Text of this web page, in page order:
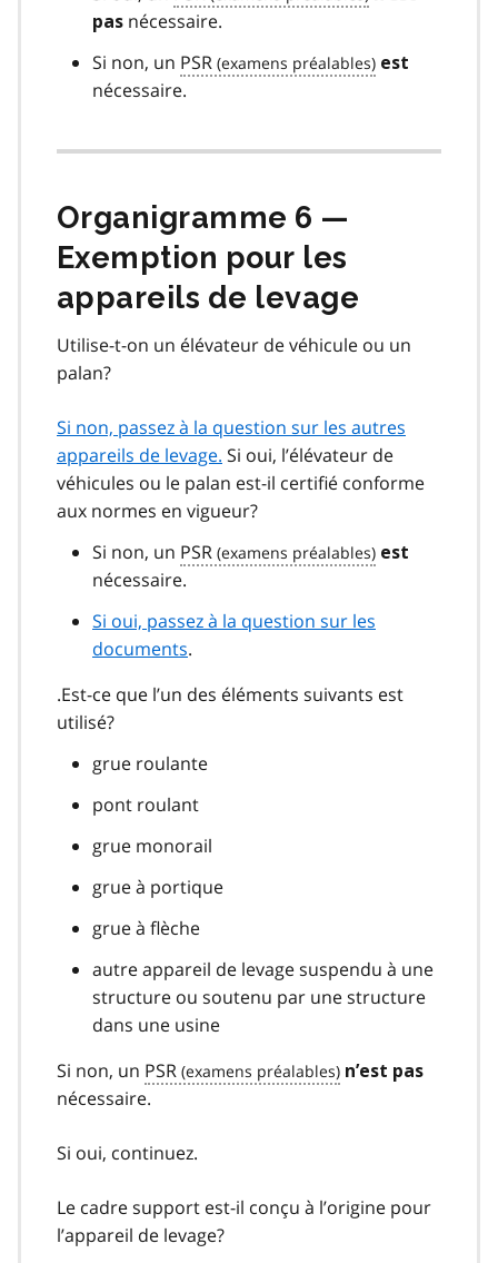
pas nécessaire.
Si non, un PSR est
nécessaire.
Organigramme 6 —
Exemption pour les
appareils de levage
Utilise-t-on un élévateur de véhicule ou un
palan?
Si non, passez à la question sur les autres
appareils de levage. Si oui, l’élévateur de
véhicules ou le palan est-il certifié conforme
aux normes en vigueur?
Si non, un PSR est
nécessaire.
Si oui, passez à la question sur les
documents.
.Est-ce que l’un des éléments suivants est
utilisé?
grue roulante
pont roulant
grue monorail
grue à portique
grue à flèche
autre appareil de levage suspendu à une
structure ou soutenu par une structure
dans une usine
Si non, un PSR n’est pas
nécessaire.
Si oui, continuez.
Le cadre support est-il conçu à l’origine pour
l’appareil de levage?